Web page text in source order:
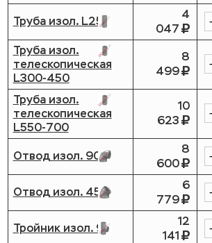
Труба изол. L250
4
047
-
Труба изол.
телескопическая
L300-450
8
499
-
Труба изол.
телескопическая
L550-700
10
623
-
Отвод изол. 90
8
600
-
Отвод изол. 45
6
779
-
Тройник изол. 90
12
141
-